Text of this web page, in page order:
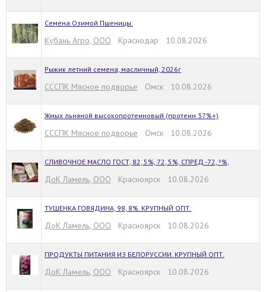
Семена Озимой Пшеницы.
Кубань Агро, ООО Краснодар 10.08.2026
Рыжик летний семена, масличный, 2026г
СССПК Мясное подворье Омск 10.08.2026
Жмых льняной высокопротеиновый (протеин 37%+)
СССПК Мясное подворье Омск 10.08.2026
СЛИВОЧНОЕ МАСЛО ГОСТ, 82, 5%, 72, 5%, СПРЕД -72, ⁵%,
ДоК Ламель, ООО Красноярск 10.08.2026
ТУШЕНКА ГОВЯДИНА, 98, 8%. КРУПНЫЙ ОПТ.
ДоК Ламель, ООО Красноярск 10.08.2026
ПРОДУКТЫ ПИТАНИЯ ИЗ БЕЛОРУССИИ. КРУПНЫЙ ОПТ.
ДоК Ламель, ООО Красноярск 10.08.2026